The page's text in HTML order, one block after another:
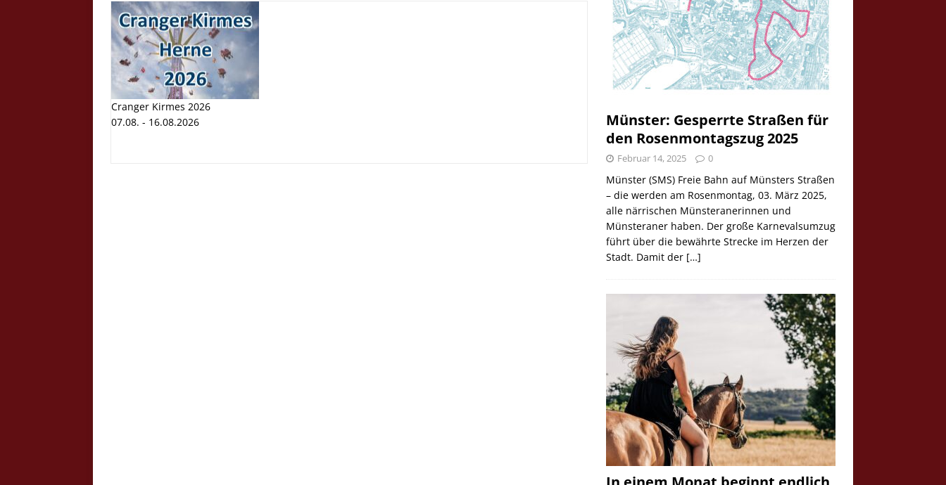
Cranger Kirmes 2026
07.08. - 16.08.2026
Münster: Gesperrte Straßen für
den Rosenmontagszug 2025
Februar 14, 2025 0
Münster (SMS) Freie Bahn auf Münsters Straßen
– die werden am Rosenmontag, 03. März 2025,
alle närrischen Münsteranerinnen und
Münsteraner haben. Der große Karnevalsumzug
führt über die bewährte Strecke im Herzen der
Stadt. Damit der […]